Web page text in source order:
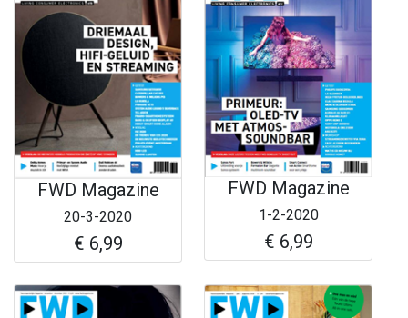
FWD Magazine
20-3-2020
€ 6,99
FWD Magazine
1-2-2020
€ 6,99